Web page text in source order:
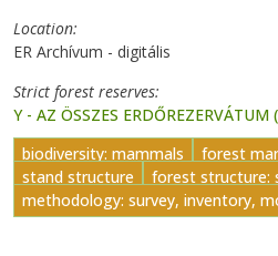
Location
ER Archívum - digitális
Strict forest reserves
Y - AZ ÖSSZES ERDŐREZERVÁTUM
biodiversity: mammals
forest
stand structure
forest structure:
methodology: survey, inventory,